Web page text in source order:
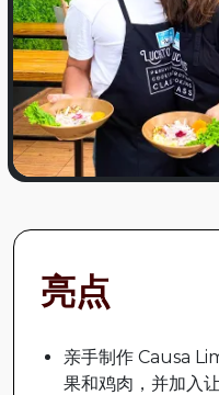
亮点
亲手制作 Causa
果和鸡肉，并加入